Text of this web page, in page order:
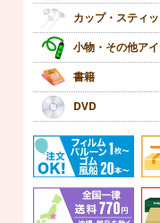
カップ・スティ
小物・その他ア
書籍
DVD